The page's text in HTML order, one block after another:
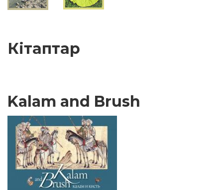
Кітаптар
Kalam and Brush